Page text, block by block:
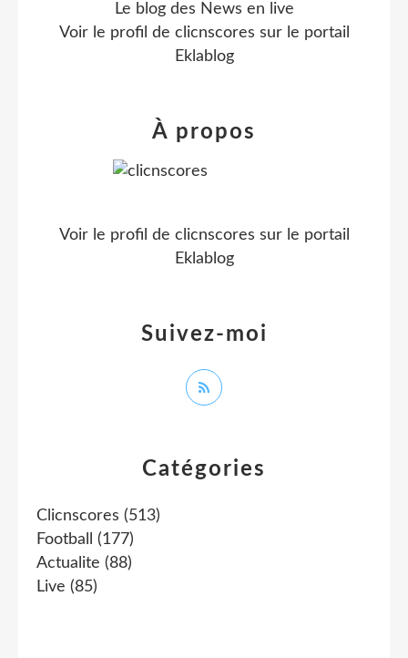
Catégories
Clicnscores (513)
Football
(177)
Actualite (88)
Live (85)
Le blog des News en live
Voir le profil de clicnscores sur le portail
Eklablog
Suivez-moi
À propos
Voir le profil de clicnscores sur le portail
Eklablog